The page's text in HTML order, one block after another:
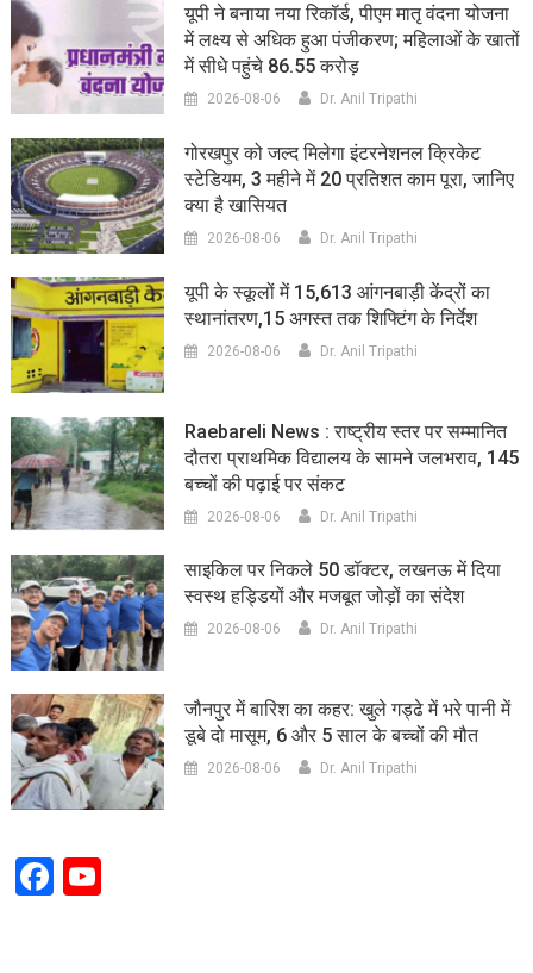
यूपी ने बनाया नया रिकॉर्ड, पीएम मातृ वंदना योजना
में लक्ष्य से अधिक हुआ पंजीकरण; महिलाओं के खातों
में सीधे पहुंचे 86.55 करोड़
2026-08-06 Dr. Anil Tripathi
गोरखपुर को जल्द मिलेगा इंटरनेशनल क्रिकेट
स्टेडियम, 3 महीने में 20 प्रतिशत काम पूरा, जानिए
क्या है खासियत
2026-08-06 Dr. Anil Tripathi
यूपी के स्कूलों में 15,613 आंगनबाड़ी केंद्रों का
स्थानांतरण,15 अगस्त तक शिफ्टिंग के निर्देश
2026-08-06 Dr. Anil Tripathi
Raebareli News : राष्ट्रीय स्तर पर सम्मानित
दौतरा प्राथमिक विद्यालय के सामने जलभराव, 145
बच्चों की पढ़ाई पर संकट
2026-08-06 Dr. Anil Tripathi
साइकिल पर निकले 50 डॉक्टर, लखनऊ में दिया
स्वस्थ हड्डियों और मजबूत जोड़ों का संदेश
2026-08-06 Dr. Anil Tripathi
जौनपुर में बारिश का कहर: खुले गड्ढे में भरे पानी में
डूबे दो मासूम, 6 और 5 साल के बच्चों की मौत
2026-08-06 Dr. Anil Tripathi
Facebook
YouTube